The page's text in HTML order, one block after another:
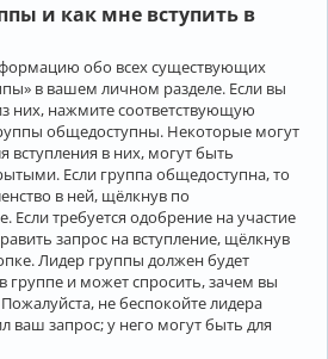
и как мне вступить в
обо всех существующих
в вашем личном разделе. Если вы
них, нажмите соответствующую
общедоступны. Некоторые могут
вступления в них, могут быть
Если группа общедоступна, то
в ней, щёлкнув по
Если требуется одобрение на участие
запрос на вступление, щёлкнув
Лидер группы должен будет
группе и может спросить, зачем вы
не беспокойте лидера
ваш запрос; у него могут быть для